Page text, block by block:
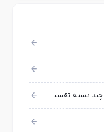
انواع طبقه بندی کلی کانتینر از لحاظ کاربری به چند دسته تقسیم میشوند؟